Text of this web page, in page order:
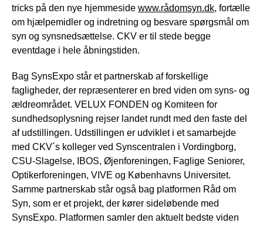
tricks på den nye hjemmeside www.rådomsyn.dk, fortælle
om hjælpemidler og indretning og besvare spørgsmål om
syn og synsnedsættelse. CKV er til stede begge
eventdage i hele åbningstiden.
Bag SynsExpo står et partnerskab af forskellige
fagligheder, der repræsenterer en bred viden om syns- og
ældreområdet. VELUX FONDEN og Komiteen for
sundhedsoplysning rejser landet rundt med den faste del
af udstillingen. Udstillingen er udviklet i et samarbejde
med CKV´s kolleger ved Synscentralen i Vordingborg,
CSU-Slagelse, IBOS, Øjenforeningen, Faglige Seniorer,
Optikerforeningen, VIVE og Københavns Universitet.
Samme partnerskab står også bag platformen Råd om
Syn, som er et projekt, der kører sideløbende med
SynsExpo. Platformen samler den aktuelt bedste viden